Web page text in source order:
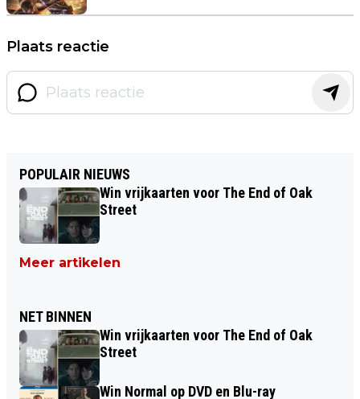
Plaats reactie
POPULAIR NIEUWS
Win vrijkaarten voor The End of Oak
Street
Meer artikelen
NET BINNEN
Win vrijkaarten voor The End of Oak
Street
Win Normal op DVD en Blu-ray